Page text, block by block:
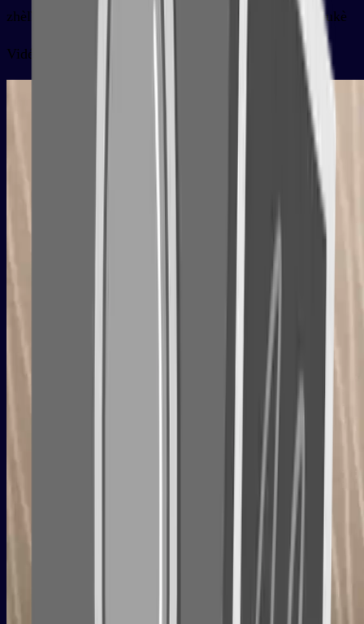
zhèlǐ yōuměi de fēngjǐng xīyǐn le yuèláiyuè duō de yóukè
Vidéo de la carte